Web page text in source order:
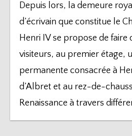
Depuis lors, la demeure
d’écrivain que constitue le
Henri IV se propose de faire
visiteurs, au premier étage,
permanente consacrée à
d’Albret et au rez-de-
Renaissance à travers